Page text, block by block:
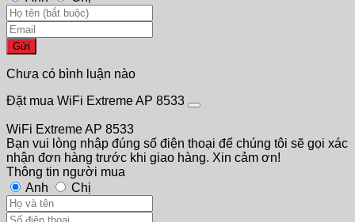
Gửi
Chưa có bình luận nào
Đặt mua WiFi Extreme AP 8533
WiFi Extreme AP 8533
Bạn vui lòng nhập đúng số điện thoại để chúng tôi sẽ gọi xác
nhận đơn hàng trước khi giao hàng. Xin cảm ơn!
Thông tin người mua
Anh
Chị